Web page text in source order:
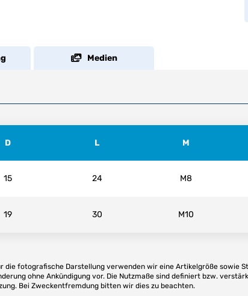
Medien
D L M
15 24 M8
19 30 M10
die fotografische Darstellung verwenden wir eine Artikelgröße sowie
ohne Ankündigung vor. Die Nutzmaße sind definiert bzw.
Bei Zweckentfremdung bitten wir dies zu beachten.